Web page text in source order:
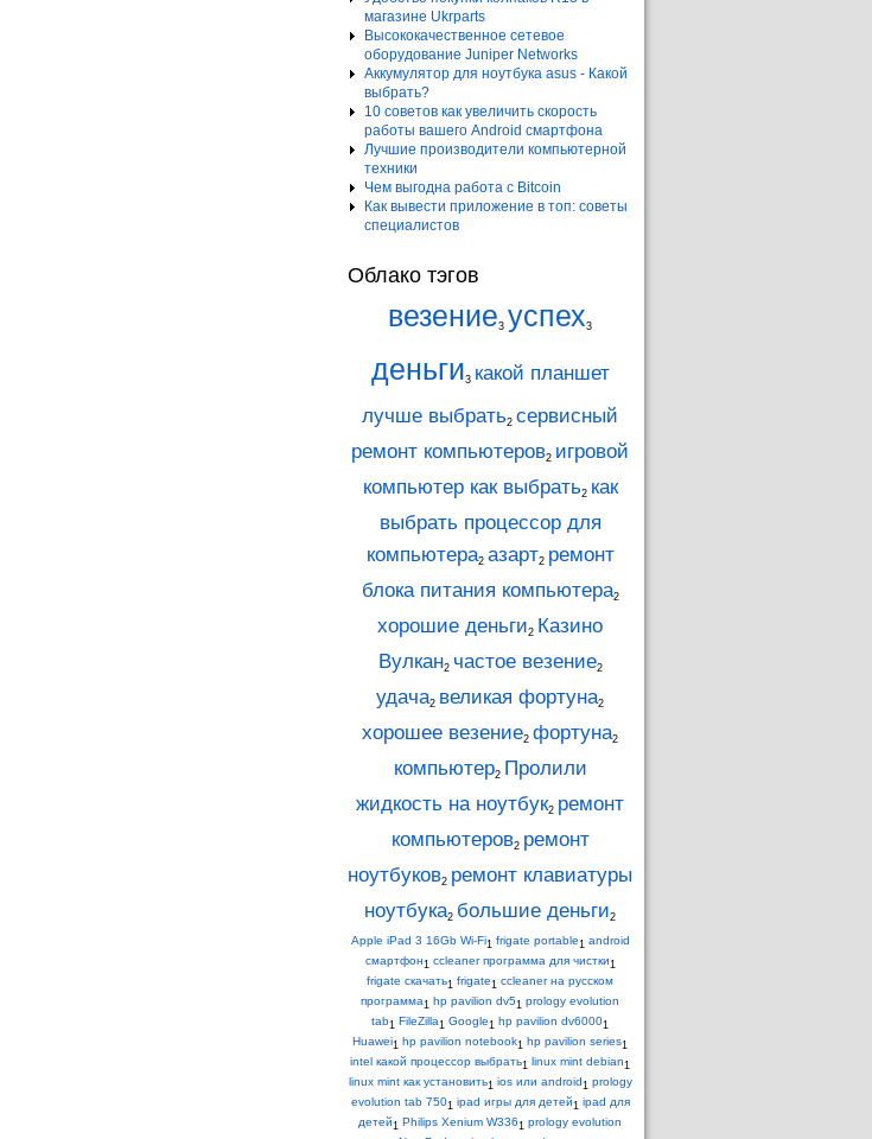
магазине Ukrparts
Высококачественное сетевое
оборудование Juniper Networks
Аккумулятор для ноутбука asus - Какой
выбрать?
10 советов как увеличить скорость
работы вашего Android смартфона
Лучшие производители компьютерной
техники
Чем выгодна работа с Bitcoin
Как вывести приложение в топ: советы
специалистов
Облако тэгов
везение3 успех3
деньги3 какой планшет
лучше выбрать2 сервисный
ремонт компьютеров2 игровой
компьютер как выбрать2 как
выбрать процессор для
компьютера2 азарт2 ремонт
блока питания компьютера2
хорошие деньги2 Казино
Вулкан2 частое везение2
удача2 великая фортуна2
хорошее везение2 фортуна2
компьютер2 Пролили
жидкость на ноутбук2 ремонт
компьютеров2 ремонт
ноутбуков2 ремонт клавиатуры
ноутбука2 большие деньги2
Apple iPad 3 16Gb Wi-Fi1 frigate portable1 android
смартфон1 ccleaner программа для чистки1
frigate скачать1 frigate1 ccleaner на русском
программа1 hp pavilion dv51 prology evolution
tab1 FileZilla1 Google1 hp pavilion dv60001
Huawei1 hp pavilion notebook1 hp pavilion series1
intel какой процессор выбрать1 linux mint debian1
linux mint как установить1 ios или android1 prology
evolution tab 7501 ipad игры для детей1 ipad для
детей1 Philips Xenium W3361 prology evolution